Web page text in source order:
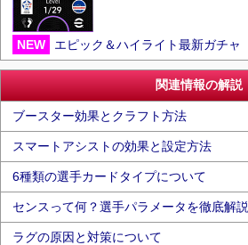
NEW エピック＆ハイライト最新ガチャ
関連情報の解説
ブースター効果とクラフト方法
スマートアシストの効果と設定方法
6種類の選手カードタイプについて
センスって何？選手パラメータを徹底解説
ラグの原因と対策について